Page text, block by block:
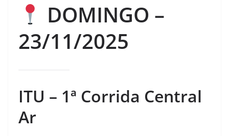
DOMINGO –
23/11/2025
ITU – 1ª Corrida Central
Ar